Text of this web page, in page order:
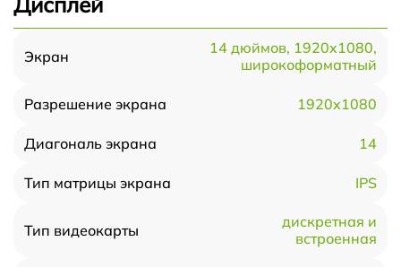
Экран
14 дюймов, 1920x1080,
широкоформатный
Разрешение экрана 1920x1080
Диагональ экрана 14
Тип матрицы экрана IPS
Тип видеокарты
дискретная и
встроенная